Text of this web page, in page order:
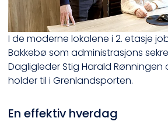
I de moderne lokalene i 2. etasje
Bakkebø som administrasjons
Dagligleder Stig Harald
holder til i Grenlandsporten.
En effektiv hverdag